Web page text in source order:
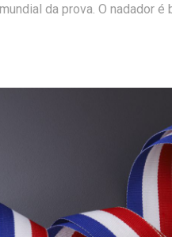
da prova. O nadador é